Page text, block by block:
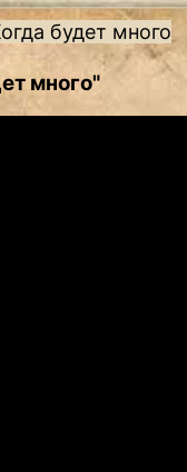
будет много
много"